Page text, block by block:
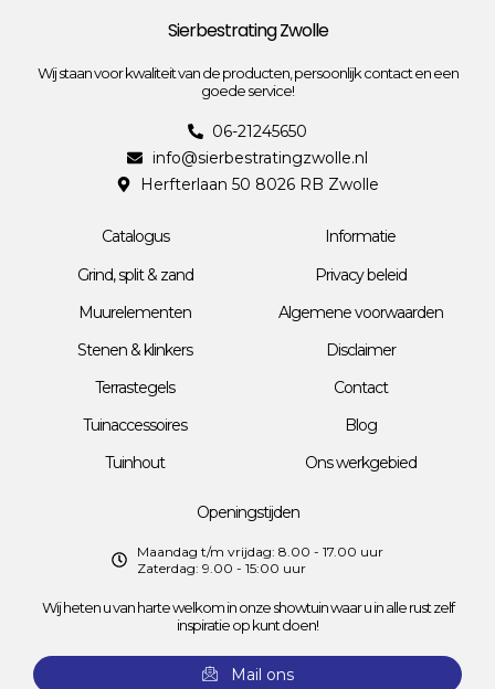
Sierbestrating Zwolle
Wij staan voor kwaliteit van de producten, persoonlijk contact en een
goede service!
06-21245650
info@sierbestratingzwolle.nl
Herfterlaan 50 8026 RB Zwolle
Catalogus
Grind, split & zand
Muurelementen
Stenen & klinkers
Terrastegels
Tuinaccessoires
Tuinhout
Informatie
Privacy beleid
Algemene voorwaarden
Disclaimer
Contact
Blog
Ons werkgebied
Openingstijden
Maandag t/m vrijdag: 8.00 - 17.00 uur
Zaterdag: 9.00 - 15:00 uur
Wij heten u van harte welkom in onze showtuin waar u in alle rust zelf
inspiratie op kunt doen!
Mail ons